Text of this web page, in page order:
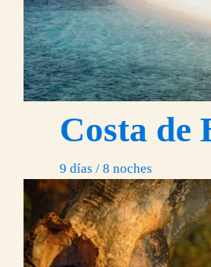
Costa de
9 días / 8 noches